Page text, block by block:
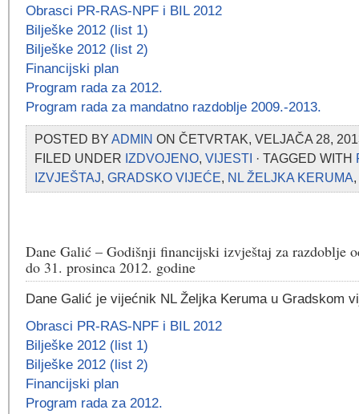
Obrasci PR-RAS-NPF i BIL 2012
Bilješke 2012 (list 1)
Bilješke 2012 (list 2)
Financijski plan
Program rada za 2012.
Program rada za mandatno razdoblje 2009.-2013.
POSTED BY ADMIN ON ČETVRTAK, VELJAČA 28,
FILED UNDER IZDVOJENO, VIJESTI · TAGGED WITH
IZVJEŠTAJ, GRADSKO VIJEĆE, NL ŽELJKA KERUMA,
Dane Galić – Godišnji financijski izvještaj za razdoblje
do 31. prosinca 2012. godine
Dane Galić je vijećnik NL Željka Keruma u Gradskom
Obrasci PR-RAS-NPF i BIL 2012
Bilješke 2012 (list 1)
Bilješke 2012 (list 2)
Financijski plan
Program rada za 2012.